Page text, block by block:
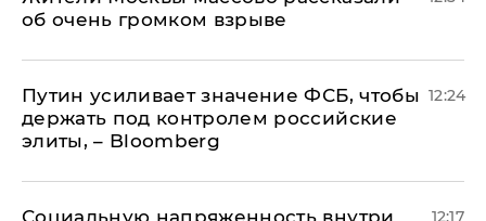
об очень громком взрыве
Путин усиливает значение ФСБ, чтобы
держать под контролем российские
элиты, – Bloomberg
12:24
12:17